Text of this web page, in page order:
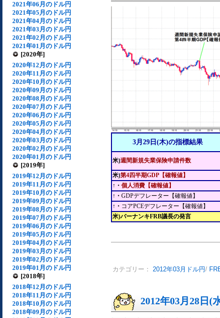
2021年06月のドル円
2021年05月のドル円
2021年04月のドル円
2021年03月のドル円
2021年02月のドル円
2021年01月のドル円
[2020年]
2020年12月のドル円
2020年11月のドル円
2020年10月のドル円
2020年09月のドル円
2020年08月のドル円
2020年07月のドル円
2020年06月のドル円
2020年05月のドル円
2020年04月のドル円
2020年03月のドル円
2020年02月のドル円
2020年01月のドル円
[2019年]
2019年12月のドル円
2019年11月のドル円
2019年10月のドル円
2019年09月のドル円
2019年08月のドル円
2019年07月のドル円
2019年06月のドル円
2019年05月のドル円
2019年04月のドル円
2019年03月のドル円
2019年02月のドル円
2019年01月のドル円
[2018年]
2018年12月のドル円
2018年11月のドル円
2018年10月のドル円
2018年09月のドル円
3月29日(木)の指標結果
米)週間新規失業保険申請件数
米)第4四半期GDP【確報値】
↑・ 個人消費【確報値】
↑・ GDPデフレーター【確報値】
↑・ コアPCEデフレーター【確報値】
米)バーナンキFRB議長の発言
カテゴリー： 2012年03月ドル円/
2012年03月28日(